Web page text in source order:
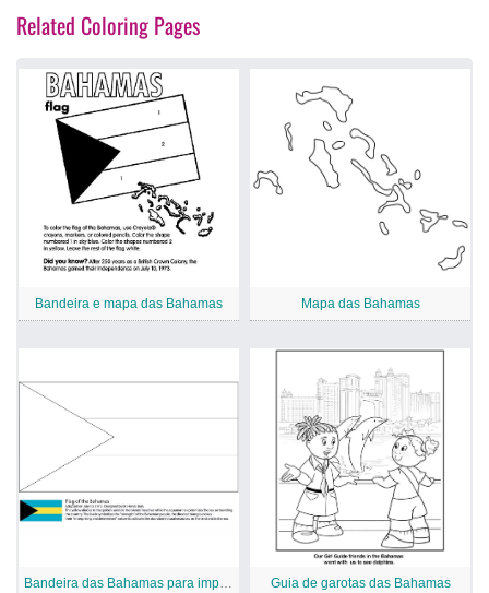
Related Coloring Pages
Bandeira e mapa das Bahamas Mapa das Bahamas
Guia de garotas das Bahamas